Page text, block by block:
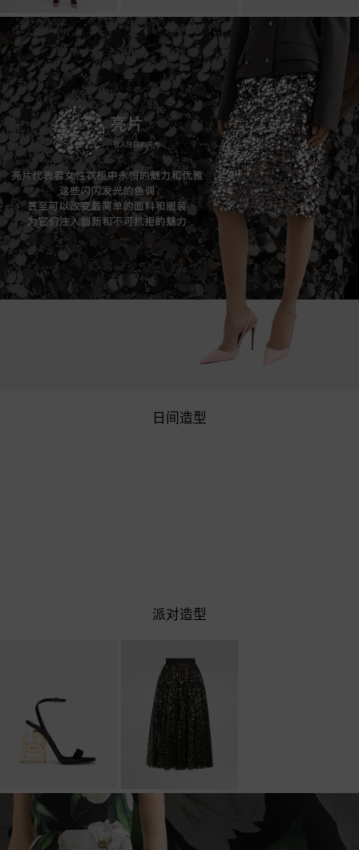
【蕾丝裙】徽标花卉
Cordonetto 蕾丝直筒长
袖连衣裙含衬裙
￥30,000
DG 徽标提花薄纱连裤
袜
￥1,300
RAINBOW 金银线蕾
￥9,900
日间造型
派对造型
DG Pop 鞋跟漆皮凉鞋
￥9,900
微型亮片刺绣薄纱中长
伞裙